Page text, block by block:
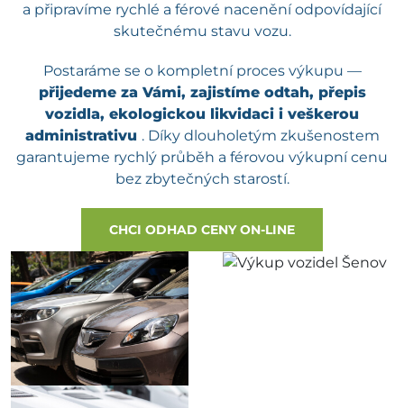
a připravíme rychlé a férové nacenění odpovídající
skutečnému stavu vozu.
Postaráme se o kompletní proces výkupu —
přijedeme za Vámi, zajistíme odtah, přepis
vozidla, ekologickou likvidaci i veškerou
administrativu . Díky dlouholetým zkušenostem
garantujeme rychlý průběh a férovou výkupní cenu
bez zbytečných starostí.
CHCI ODHAD CENY ON-LINE